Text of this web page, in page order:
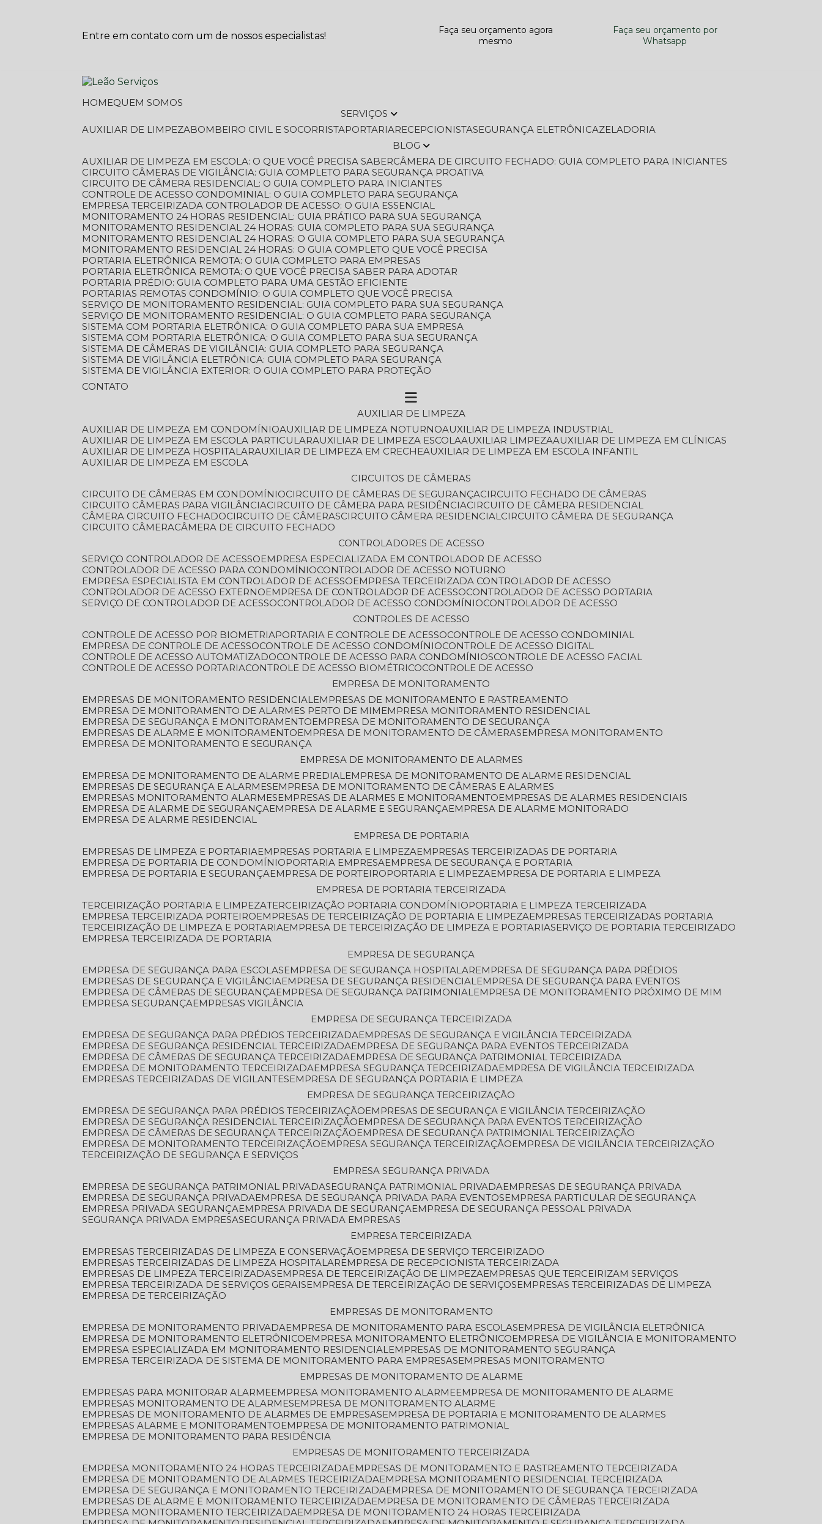
Entre em contato com um de nossos especialistas!
Faça seu orçamento agora
mesmo
Faça seu orçamento por
Whatsapp
HOME
QUEM SOMOS
SERVIÇOS
AUXILIAR DE LIMPEZA
BOMBEIRO CIVIL E SOCORRISTA PORTARIA RECEPCIONISTA SEGURANÇA ELETRÔNICA
ZELADORIA
BLOG
AUXILIAR DE LIMPEZA EM ESCOLA: O QUE VOCÊ PRECISA SABER
CÂMERA DE CIRCUITO FECHADO: GUIA COMPLETO PARA INICIANTES
CIRCUITO CÂMERAS DE VIGILÂNCIA: GUIA COMPLETO PARA SEGURANÇA PROATIVA
CIRCUITO DE CÂMERA RESIDENCIAL: O GUIA COMPLETO PARA INICIANTES
CONTROLE DE ACESSO CONDOMINIAL: O GUIA COMPLETO PARA SEGURANÇA
EMPRESA TERCEIRIZADA CONTROLADOR DE ACESSO: O GUIA ESSENCIAL
MONITORAMENTO 24 HORAS RESIDENCIAL: GUIA PRÁTICO PARA SUA SEGURANÇA
MONITORAMENTO RESIDENCIAL 24 HORAS: GUIA COMPLETO PARA SUA SEGURANÇA
MONITORAMENTO RESIDENCIAL 24 HORAS: O GUIA COMPLETO PARA SUA SEGURANÇA
MONITORAMENTO RESIDENCIAL 24 HORAS: O GUIA COMPLETO QUE VOCÊ PRECISA
PORTARIA ELETRÔNICA REMOTA: O GUIA COMPLETO PARA EMPRESAS
PORTARIA ELETRÔNICA REMOTA: O QUE VOCÊ PRECISA SABER PARA ADOTAR
PORTARIA PRÉDIO: GUIA COMPLETO PARA UMA GESTÃO EFICIENTE
PORTARIAS REMOTAS CONDOMÍNIO: O GUIA COMPLETO QUE VOCÊ PRECISA
SERVIÇO DE MONITORAMENTO RESIDENCIAL: GUIA COMPLETO PARA SUA SEGURANÇA
SERVIÇO DE MONITORAMENTO RESIDENCIAL: O GUIA COMPLETO PARA SEGURANÇA
SISTEMA COM PORTARIA ELETRÔNICA: O GUIA COMPLETO PARA SUA EMPRESA
SISTEMA COM PORTARIA ELETRÔNICA: O GUIA COMPLETO PARA SUA SEGURANÇA
SISTEMA DE CÂMERAS DE VIGILÂNCIA: GUIA COMPLETO PARA SEGURANÇA
SISTEMA DE VIGILÂNCIA ELETRÔNICA: GUIA COMPLETO PARA SEGURANÇA
SISTEMA DE VIGILÂNCIA EXTERIOR: O GUIA COMPLETO PARA PROTEÇÃO
CONTATO
AUXILIAR DE LIMPEZA
AUXILIAR DE LIMPEZA EM CONDOMÍNIO
AUXILIAR DE LIMPEZA NOTURNO
AUXILIAR DE LIMPEZA INDUSTRIAL
AUXILIAR DE LIMPEZA EM ESCOLA PARTICULAR
AUXILIAR DE LIMPEZA ESCOLA AUXILIAR LIMPEZA
AUXILIAR DE LIMPEZA EM CLÍNICAS
AUXILIAR DE LIMPEZA HOSPITALAR
AUXILIAR DE LIMPEZA EM CRECHE
AUXILIAR DE LIMPEZA EM ESCOLA INFANTIL
AUXILIAR DE LIMPEZA EM ESCOLA
CIRCUITOS DE CÂMERAS
CIRCUITO DE CÂMERAS EM CONDOMÍNIO
CIRCUITO DE CÂMERAS DE SEGURANÇA
CIRCUITO FECHADO DE CÂMERAS
CIRCUITO CÂMERAS PARA VIGILÂNCIA
CIRCUITO DE CÂMERA PARA RESIDÊNCIA
CIRCUITO DE CÂMERA RESIDENCIAL
CÂMERA CIRCUITO FECHADO
CIRCUITO DE CÂMERAS CIRCUITO CÂMERA RESIDENCIAL
CIRCUITO CÂMERA DE SEGURANÇA
CIRCUITO CÂMERA
CÂMERA DE CIRCUITO FECHADO
CONTROLADORES DE ACESSO
SERVIÇO CONTROLADOR DE ACESSO
EMPRESA ESPECIALIZADA EM CONTROLADOR DE ACESSO
CONTROLADOR DE ACESSO PARA CONDOMÍNIO
CONTROLADOR DE ACESSO NOTURNO
EMPRESA ESPECIALISTA EM CONTROLADOR DE ACESSO
EMPRESA TERCEIRIZADA CONTROLADOR DE ACESSO
CONTROLADOR DE ACESSO EXTERNO
EMPRESA DE CONTROLADOR DE ACESSO
CONTROLADOR DE ACESSO PORTARIA
SERVIÇO DE CONTROLADOR DE ACESSO
CONTROLADOR DE ACESSO CONDOMÍNIO
CONTROLADOR DE ACESSO
CONTROLES DE ACESSO
CONTROLE DE ACESSO POR BIOMETRIA
PORTARIA E CONTROLE DE ACESSO
CONTROLE DE ACESSO CONDOMINIAL
EMPRESA DE CONTROLE DE ACESSO
CONTROLE DE ACESSO CONDOMÍNIO
CONTROLE DE ACESSO DIGITAL
CONTROLE DE ACESSO AUTOMATIZADO
CONTROLE DE ACESSO PARA CONDOMÍNIOS
CONTROLE DE ACESSO FACIAL
CONTROLE DE ACESSO PORTARIA CONTROLE DE ACESSO BIOMÉTRICO
CONTROLE DE ACESSO
EMPRESA DE MONITORAMENTO
EMPRESAS DE MONITORAMENTO RESIDENCIAL
EMPRESAS DE MONITORAMENTO E RASTREAMENTO
EMPRESA DE MONITORAMENTO DE ALARMES PERTO DE MIM
EMPRESA MONITORAMENTO RESIDENCIAL
EMPRESA DE SEGURANÇA E MONITORAMENTO
EMPRESA DE MONITORAMENTO DE SEGURANÇA
EMPRESAS DE ALARME E MONITORAMENTO
EMPRESA DE MONITORAMENTO DE CÂMERAS
EMPRESA MONITORAMENTO
EMPRESA DE MONITORAMENTO E SEGURANÇA
EMPRESA DE MONITORAMENTO DE ALARMES
EMPRESA DE MONITORAMENTO DE ALARME PREDIAL
EMPRESA DE MONITORAMENTO DE ALARME RESIDENCIAL
EMPRESAS DE SEGURANÇA E ALARMES
EMPRESA DE MONITORAMENTO DE CÂMERAS E ALARMES
EMPRESAS MONITORAMENTO ALARMES
EMPRESAS DE ALARMES E MONITORAMENTO
EMPRESAS DE ALARMES RESIDENCIAIS
EMPRESA DE ALARME DE SEGURANÇA
EMPRESA DE ALARME E SEGURANÇA
EMPRESA DE ALARME MONITORADO
EMPRESA DE ALARME RESIDENCIAL
EMPRESA DE PORTARIA
EMPRESAS DE LIMPEZA E PORTARIA
EMPRESAS PORTARIA E LIMPEZA
EMPRESAS TERCEIRIZADAS DE PORTARIA
EMPRESA DE PORTARIA DE CONDOMÍNIO
PORTARIA EMPRESA
EMPRESA DE SEGURANÇA E PORTARIA
EMPRESA DE PORTARIA E SEGURANÇA
EMPRESA DE PORTEIRO PORTARIA E LIMPEZA
EMPRESA DE PORTARIA E LIMPEZA
EMPRESA DE PORTARIA TERCEIRIZADA
TERCEIRIZAÇÃO PORTARIA E LIMPEZA TERCEIRIZAÇÃO PORTARIA CONDOMÍNIO
PORTARIA E LIMPEZA TERCEIRIZADA
EMPRESA TERCEIRIZADA PORTEIRO
EMPRESAS DE TERCEIRIZAÇÃO DE PORTARIA E LIMPEZA
EMPRESAS TERCEIRIZADAS PORTARIA
TERCEIRIZAÇÃO DE LIMPEZA E PORTARIA
EMPRESA DE TERCEIRIZAÇÃO DE LIMPEZA E PORTARIA SERVIÇO DE PORTARIA TERCEIRIZADO
EMPRESA TERCEIRIZADA DE PORTARIA
EMPRESA DE SEGURANÇA
EMPRESA DE SEGURANÇA PARA ESCOLAS
EMPRESA DE SEGURANÇA HOSPITALAR
EMPRESA DE SEGURANÇA PARA PRÉDIOS
EMPRESAS DE SEGURANÇA E VIGILÂNCIA
EMPRESA DE SEGURANÇA RESIDENCIAL
EMPRESA DE SEGURANÇA PARA EVENTOS
EMPRESA DE CÂMERAS DE SEGURANÇA
EMPRESA DE SEGURANÇA PATRIMONIAL
EMPRESA DE MONITORAMENTO PRÓXIMO DE MIM
EMPRESA SEGURANÇA
EMPRESAS VIGILÂNCIA
EMPRESA DE SEGURANÇA TERCEIRIZADA
EMPRESA DE SEGURANÇA PARA PRÉDIOS TERCEIRIZADA
EMPRESAS DE SEGURANÇA E VIGILÂNCIA TERCEIRIZADA
EMPRESA DE SEGURANÇA RESIDENCIAL TERCEIRIZADA
EMPRESA DE SEGURANÇA PARA EVENTOS TERCEIRIZADA
EMPRESA DE CÂMERAS DE SEGURANÇA TERCEIRIZADA
EMPRESA DE SEGURANÇA PATRIMONIAL TERCEIRIZADA
EMPRESA DE MONITORAMENTO TERCEIRIZADA
EMPRESA SEGURANÇA TERCEIRIZADA
EMPRESA DE VIGILÂNCIA TERCEIRIZADA
EMPRESAS TERCEIRIZADAS DE VIGILANTES
EMPRESA DE SEGURANÇA PORTARIA E LIMPEZA
EMPRESA DE SEGURANÇA TERCEIRIZAÇÃO
EMPRESA DE SEGURANÇA PARA PRÉDIOS TERCEIRIZAÇÃO
EMPRESAS DE SEGURANÇA E VIGILÂNCIA TERCEIRIZAÇÃO
EMPRESA DE SEGURANÇA RESIDENCIAL TERCEIRIZAÇÃO
EMPRESA DE SEGURANÇA PARA EVENTOS TERCEIRIZAÇÃO
EMPRESA DE CÂMERAS DE SEGURANÇA TERCEIRIZAÇÃO
EMPRESA DE SEGURANÇA PATRIMONIAL TERCEIRIZAÇÃO
EMPRESA DE MONITORAMENTO TERCEIRIZAÇÃO
EMPRESA SEGURANÇA TERCEIRIZAÇÃO
EMPRESA DE VIGILÂNCIA TERCEIRIZAÇÃO
TERCEIRIZAÇÃO DE SEGURANÇA E SERVIÇOS
EMPRESA SEGURANÇA PRIVADA
EMPRESA DE SEGURANÇA PATRIMONIAL PRIVADA SEGURANÇA PATRIMONIAL PRIVADA
EMPRESAS DE SEGURANÇA PRIVADA
EMPRESA DE SEGURANÇA PRIVADA
EMPRESA DE SEGURANÇA PRIVADA PARA EVENTOS
EMPRESA PARTICULAR DE SEGURANÇA
EMPRESA PRIVADA SEGURANÇA
EMPRESA PRIVADA DE SEGURANÇA
EMPRESA DE SEGURANÇA PESSOAL PRIVADA
SEGURANÇA PRIVADA EMPRESA SEGURANÇA PRIVADA EMPRESAS
EMPRESA TERCEIRIZADA
EMPRESAS TERCEIRIZADAS DE LIMPEZA E CONSERVAÇÃO
EMPRESA DE SERVIÇO TERCEIRIZADO
EMPRESAS TERCEIRIZADAS DE LIMPEZA HOSPITALAR
EMPRESA DE RECEPCIONISTA TERCEIRIZADA
EMPRESAS DE LIMPEZA TERCEIRIZADAS
EMPRESA DE TERCEIRIZAÇÃO DE LIMPEZA
EMPRESAS QUE TERCEIRIZAM SERVIÇOS
EMPRESA TERCEIRIZADA DE SERVIÇOS GERAIS
EMPRESA DE TERCEIRIZAÇÃO DE SERVIÇOS
EMPRESAS TERCEIRIZADAS DE LIMPEZA
EMPRESA DE TERCEIRIZAÇÃO
EMPRESAS DE MONITORAMENTO
EMPRESA DE MONITORAMENTO PRIVADA
EMPRESA DE MONITORAMENTO PARA ESCOLAS
EMPRESA DE VIGILÂNCIA ELETRÔNICA
EMPRESA DE MONITORAMENTO ELETRÔNICO
EMPRESA MONITORAMENTO ELETRÔNICO
EMPRESA DE VIGILÂNCIA E MONITORAMENTO
EMPRESA ESPECIALIZADA EM MONITORAMENTO RESIDENCIAL
EMPRESAS DE MONITORAMENTO SEGURANÇA
EMPRESA TERCEIRIZADA DE SISTEMA DE MONITORAMENTO PARA EMPRESAS
EMPRESAS MONITORAMENTO
EMPRESAS DE MONITORAMENTO DE ALARME
EMPRESAS PARA MONITORAR ALARME
EMPRESA MONITORAMENTO ALARME
EMPRESA DE MONITORAMENTO DE ALARME
EMPRESAS MONITORAMENTO DE ALARMES
EMPRESA DE MONITORAMENTO ALARME
EMPRESAS DE MONITORAMENTO DE ALARMES DE EMPRESAS
EMPRESA DE PORTARIA E MONITORAMENTO DE ALARMES
EMPRESAS ALARME E MONITORAMENTO
EMPRESA DE MONITORAMENTO PATRIMONIAL
EMPRESA DE MONITORAMENTO PARA RESIDÊNCIA
EMPRESAS DE MONITORAMENTO TERCEIRIZADA
EMPRESA MONITORAMENTO 24 HORAS TERCEIRIZADA
EMPRESAS DE MONITORAMENTO E RASTREAMENTO TERCEIRIZADA
EMPRESA DE MONITORAMENTO DE ALARMES TERCEIRIZADA
EMPRESA MONITORAMENTO RESIDENCIAL TERCEIRIZADA
EMPRESA DE SEGURANÇA E MONITORAMENTO TERCEIRIZADA
EMPRESA DE MONITORAMENTO DE SEGURANÇA TERCEIRIZADA
EMPRESAS DE ALARME E MONITORAMENTO TERCEIRIZADA
EMPRESA DE MONITORAMENTO DE CÂMERAS TERCEIRIZADA
EMPRESA MONITORAMENTO TERCEIRIZADA
EMPRESA DE MONITORAMENTO 24 HORAS TERCEIRIZADA